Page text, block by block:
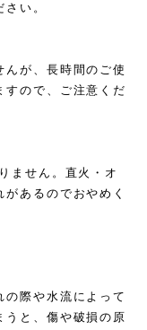
い。
が、長時間のご使
すので、ご注意くだ
ません。直火・オ
あるのでおやめく
際や水流によって
うと、傷や破損の原